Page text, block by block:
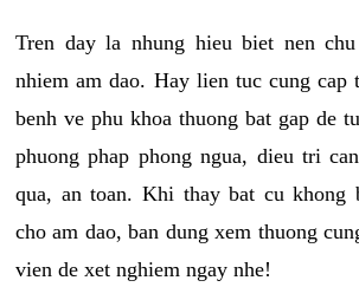
Tren day la nhung hieu biet nen
nhiem am dao. Hay lien tuc cung cap
benh ve phu khoa thuong bat gap de
phuong phap phong ngua, dieu tri
qua, an toan. Khi thay bat cu khong
cho am dao, ban dung xem thuong
vien de xet nghiem ngay nhe!